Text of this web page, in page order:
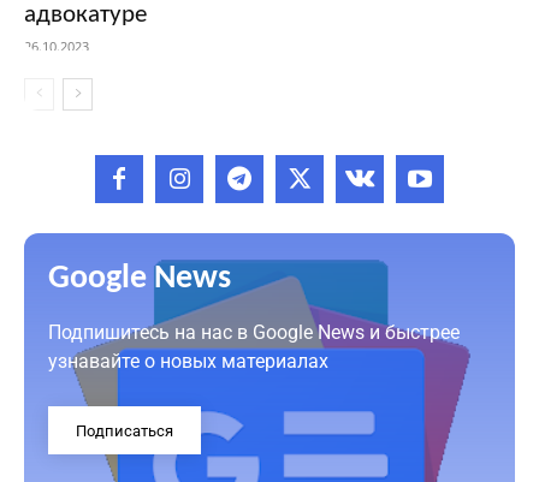
адвокатуре
26.10.2023
Google News
Подпишитесь на нас в Google News и быстрее
узнавайте о новых материалах
Подписаться